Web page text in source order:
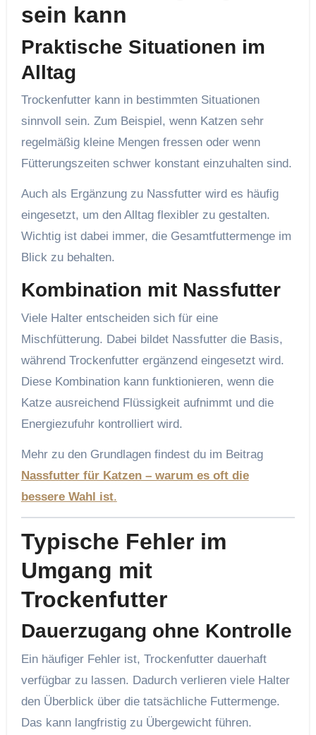
sein kann
Praktische Situationen im
Alltag
Trockenfutter kann in bestimmten Situationen
sinnvoll sein. Zum Beispiel, wenn Katzen sehr
regelmäßig kleine Mengen fressen oder wenn
Fütterungszeiten schwer konstant einzuhalten sind.
Auch als Ergänzung zu Nassfutter wird es häufig
eingesetzt, um den Alltag flexibler zu gestalten.
Wichtig ist dabei immer, die Gesamtfuttermenge im
Blick zu behalten.
Kombination mit Nassfutter
Viele Halter entscheiden sich für eine
Mischfütterung. Dabei bildet Nassfutter die Basis,
während Trockenfutter ergänzend eingesetzt wird.
Diese Kombination kann funktionieren, wenn die
Katze ausreichend Flüssigkeit aufnimmt und die
Energiezufuhr kontrolliert wird.
Mehr zu den Grundlagen findest du im Beitrag
Nassfutter für Katzen – warum es oft die
bessere Wahl ist.
Typische Fehler im
Umgang mit
Trockenfutter
Dauerzugang ohne Kontrolle
Ein häufiger Fehler ist, Trockenfutter dauerhaft
verfügbar zu lassen. Dadurch verlieren viele Halter
den Überblick über die tatsächliche Futtermenge.
Das kann langfristig zu Übergewicht führen.